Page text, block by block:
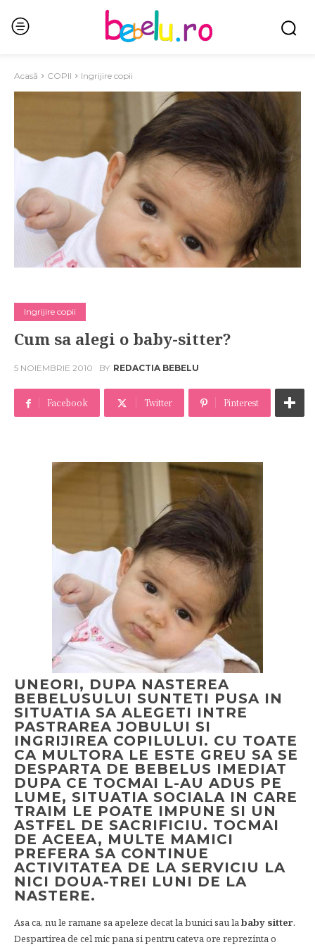
Acasă COPII Ingrijire copii
Ingrijire copii
Cum sa alegi o baby-sitter?
5 NOIEMBRIE 2010 BY REDACTIA BEBELU
Facebook Twitter Pinterest
UNEORI, DUPA NASTEREA
BEBELUSULUI SUNTETI PUSA IN
SITUATIA SA ALEGETI INTRE
PASTRAREA JOBULUI SI
INGRIJIREA COPILULUI. CU TOATE
CA MULTORA LE ESTE GREU SA SE
DESPARTA DE BEBELUS IMEDIAT
DUPA CE TOCMAI L-AU ADUS PE
LUME, SITUATIA SOCIALA IN CARE
TRAIM LE POATE IMPUNE SI UN
ASTFEL DE SACRIFICIU. TOCMAI
DE ACEEA, MULTE MAMICI
PREFERA SA CONTINUE
ACTIVITATEA DE LA SERVICIU LA
NICI DOUA-TREI LUNI DE LA
NASTERE.
Asa ca, nu le ramane sa apeleze decat la bunici sau lababy sitter.
Despartirea de cel mic pana si pentru cateva ore reprezinta o